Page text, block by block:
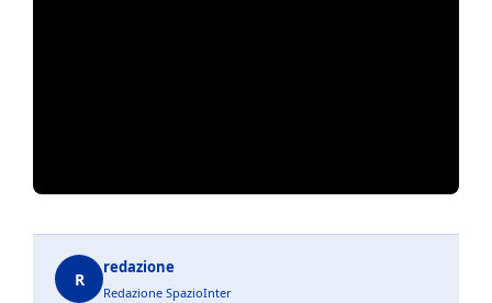
R
redazione
Redazione SpazioInter